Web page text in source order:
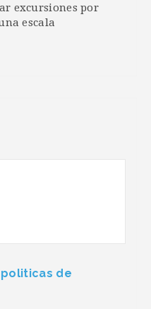
excursiones por
escala
politicas de